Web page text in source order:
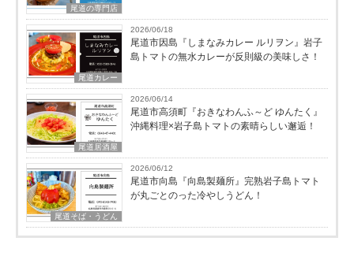
尾道の専門店
尾道カレー
2026/06/18
尾道市因島『しまなみカレー ルリヲン』岩子
島トマトの無水カレーが反則級の美味しさ！
尾道居酒屋
2026/06/14
尾道市高須町『おきなわんふ～ど ゆんたく』
沖縄料理×岩子島トマトの素晴らしい邂逅！
尾道そば・うどん
2026/06/12
尾道市向島『向島製麺所』完熟岩子島トマト
が丸ごとのった冷やしうどん！